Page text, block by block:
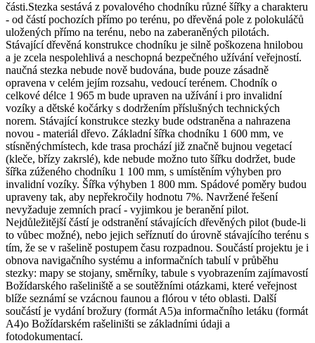
části.Stezka sestává z povalového chodníku různé šířky a charakteru
- od částí pochozích přímo po terénu, po dřevěná pole z polokuláčů
uložených přímo na terénu, nebo na zaberaněných pilotách.
Stávající dřevěná konstrukce chodníku je silně poškozena hnilobou
a je zcela nespolehlivá a neschopná bezpečného užívání veřejností.
naučná stezka nebude nově budována, bude pouze zásadně
opravena v celém jejím rozsahu, vedoucí terénem. Chodník o
celkové délce 1 965 m bude upraven na užívání i pro invalidní
vozíky a dětské kočárky s dodržením příslušných technických
norem. Stávající konstrukce stezky bude odstraněna a nahrazena
novou - materiál dřevo. Základní šířka chodníku 1 600 mm, ve
stísněnýchmístech, kde trasa prochází již značně bujnou vegetací
(kleče, břízy zakrslé), kde nebude možno tuto šířku dodržet, bude
šířka zúženého chodníku 1 100 mm, s umístěním výhyben pro
invalidní vozíky. Šířka výhyben 1 800 mm. Spádové poměry budou
upraveny tak, aby nepřekročily hodnotu 7%. Navržené řešení
nevyžaduje zemních prací - vyjimkou je beranění pilot.
Nejdůležitější částí je odstranění stávajících dřevěných pilot (bude-li
to vůbec možné), nebo jejich seříznutí do úrovně stávajícího terénu s
tím, že se v rašelině postupem času rozpadnou. Součástí projektu je i
obnova navigačního systému a informačních tabulí v průběhu
stezky: mapy se stojany, směrníky, tabule s vyobrazením zajímavostí
Božídarského rašeliniště a se soutěžními otázkami, které veřejnost
blíže seznámí se vzácnou faunou a flórou v této oblasti. Další
součástí je vydání brožury (formát A5)a informačního letáku (formát
A4)o Božídarském rašeliništi se základními údaji a
fotodokumentací.